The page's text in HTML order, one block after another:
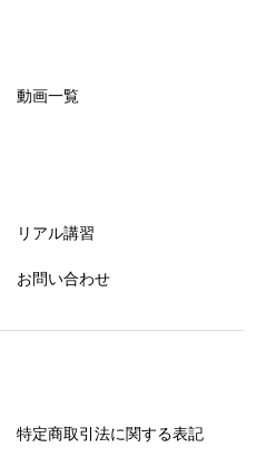
動画一覧
リアル講習
お問い合わせ
特定商取引法に関する表記